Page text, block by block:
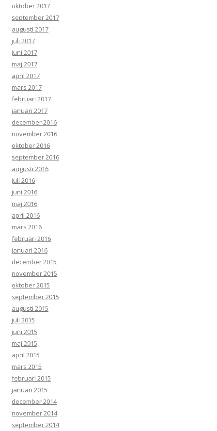
oktober 2017
september 2017
augusti 2017
juli 2017
juni 2017
maj 2017
april 2017
mars 2017
februari 2017
januari 2017
december 2016
november 2016
oktober 2016
september 2016
augusti 2016
juli 2016
juni 2016
maj 2016
april 2016
mars 2016
februari 2016
januari 2016
december 2015
november 2015
oktober 2015
september 2015
augusti 2015
juli 2015
juni 2015
maj 2015
april 2015
mars 2015
februari 2015
januari 2015
december 2014
november 2014
september 2014